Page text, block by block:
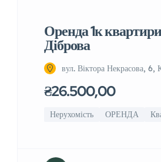
Оренда 1к
Діброва
вул. Віктора Некрасова, 6,
₴26.500,00
Нерухомість ОРЕНДА